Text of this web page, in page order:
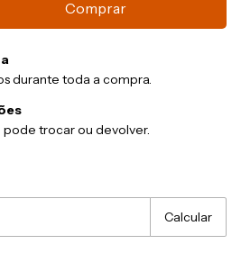
durante toda a compra.
pode trocar ou devolver.
Calcular